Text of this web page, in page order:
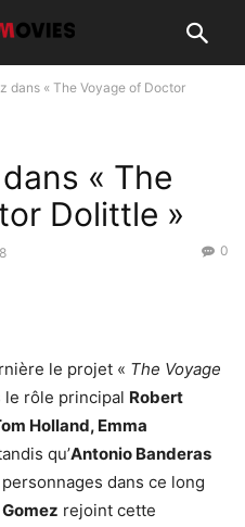
dans « The Voyage of Doctor
« The
Dolittle »
0
le projet « The Voyage
le rôle principal Robert
Holland, Emma
qu’Antonio Banderas
dans ce long
rejoint cette